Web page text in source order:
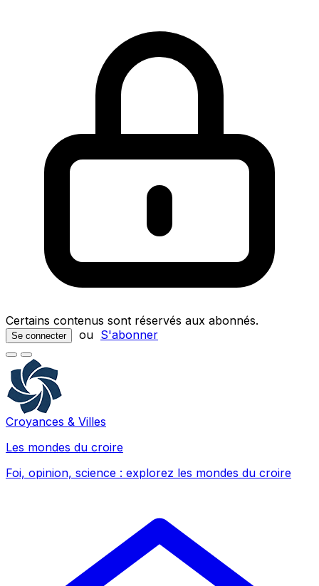
Certains contenus sont réservés aux abonnés.
Se connecter ou S'abonner
Croyances & Villes
Les mondes du croire
Foi, opinion, science : explorez les mondes du croire